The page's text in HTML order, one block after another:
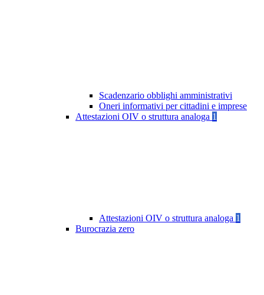
Scadenzario obblighi amministrativi
Oneri informativi per cittadini e imprese
Attestazioni OIV o struttura analoga 1
Attestazioni OIV o struttura analoga 1
Burocrazia zero